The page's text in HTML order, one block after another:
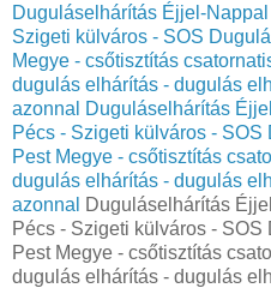
Duguláselhárítás Éjjel-
Szigeti külváros - SOS
Megye - csőtisztítás
dugulás elhárítás - dugulás
azonnal
Duguláselhárítás
Pécs - Szigeti külváros -
Pest Megye - csőtisztítás
dugulás elhárítás - dugulás
azonnal
Duguláselhárítás
Pécs - Szigeti külváros -
Pest Megye - csőtisztítás
dugulás elhárítás - dugulás